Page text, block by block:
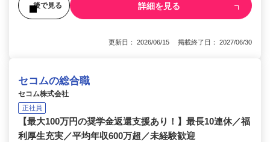
後で見る 詳細を見る
更新日： 2026/06/15 掲載終了日： 2027/06/30
セコムの総合職
セコム株式会社
正社員
【最大100万円の奨学金返還支援あり！】最長10連休／福
利厚生充実／平均年収600万超／未経験歓迎